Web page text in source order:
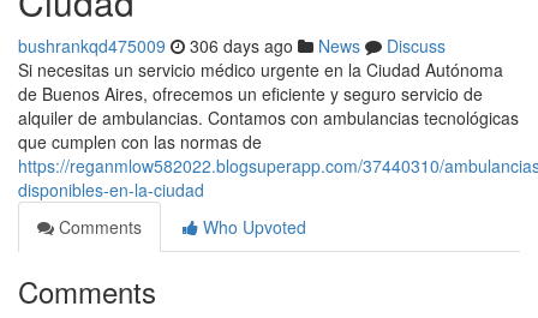
bushrankqd475009 306 days ago News
Discuss
Si necesitas un servicio médico urgente en la Ciudad Autónoma
de Buenos Aires, ofrecemos un eficiente y seguro servicio de
alquiler de ambulancias. Contamos con ambulancias tecnológicas
que cumplen con las normas de
https://reganmlow582022.blogsuperapp.com/37440310/
disponibles-en-la-ciudad
Comments
Who Upvoted
Comments